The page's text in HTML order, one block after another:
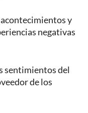
acontecimientos y
negativas
sentimientos del
de los